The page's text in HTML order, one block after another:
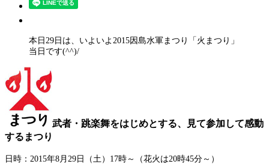
本日29日は、いよいよ2015因島水軍まつり「火まつり」
当日です(^^)/
武者・跳楽舞をはじめとする、見て参加して感動
するまつり
日時：2015年8月29日（土）17時～（花火は20時45分～）